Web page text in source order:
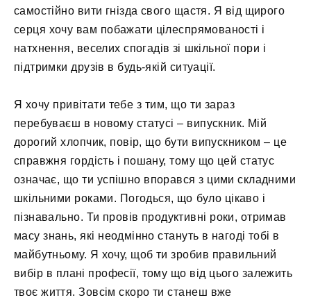
самостійно вити гнізда свого щастя. Я від щирого
серця хочу вам побажати цілеспрямованості і
натхнення, веселих спогадів зі шкільної пори і
підтримки друзів в будь-якій ситуації.
Я хочу привітати тебе з тим, що ти зараз
перебуваєш в новому статусі – випускник. Мій
дорогий хлопчик, повір, що бути випускником – це
справжня гордість і пошану, тому що цей статус
означає, що ти успішно впорався з цими складними
шкільними роками. Погодься, що було цікаво і
пізнавально. Ти провів продуктивні роки, отримав
масу знань, які неодмінно стануть в нагоді тобі в
майбутньому. Я хочу, щоб ти зробив правильний
вибір в плані професії, тому що від цього залежить
твоє життя. Зовсім скоро ти станеш вже